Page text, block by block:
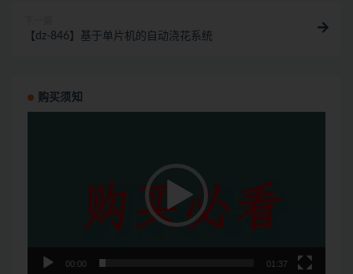
【dz-846】基于单片机的自动浇花系统
购买须知
00:00 01:37